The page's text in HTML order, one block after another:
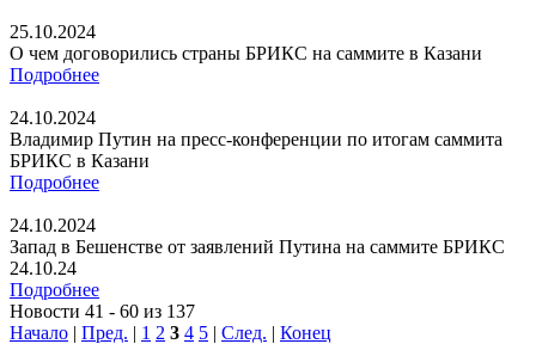
25.10.2024
О чем договорились страны БРИКС на саммите в Казани
Подробнее
24.10.2024
Владимир Путин на пресс-конференции по итогам саммита
БРИКС в Казани
Подробнее
24.10.2024
Запад в Бешенстве от заявлений Путина на саммите БРИКС
24.10.24
Подробнее
Новости 41 - 60 из 137
Начало | Пред. | 1 2 3 4 5 | След. | Конец